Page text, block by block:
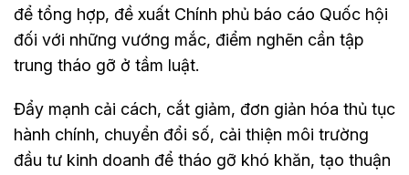
để tổng hợp, đề xuất Chính phủ báo cáo Quốc hội
đối với những vướng mắc, điểm nghẽn cần tập
trung tháo gỡ ở tầm luật.
Đẩy mạnh cải cách, cắt giảm, đơn giản hóa thủ tục
hành chính, chuyển đổi số, cải thiện môi trường
đầu tư kinh doanh để tháo gỡ khó khăn, tạo thuận